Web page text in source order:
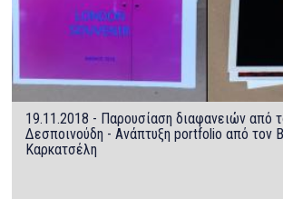
19.11.2018 - Παρουσίαση διαφανειών από
Δεσποινούδη - Ανάπτυξη portfolio από τον
Καρκατσέλη